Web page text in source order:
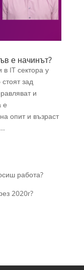
е начинът?
IT сектора у
зад
и
е
опит и възраст
работа?
2020г?